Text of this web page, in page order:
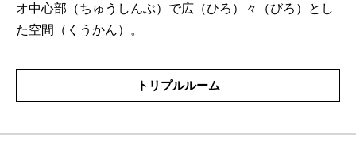
オ中心部（ちゅうしんぶ）で広（ひろ）々（びろ）とし
た空間（くうかん）。
トリプルルーム